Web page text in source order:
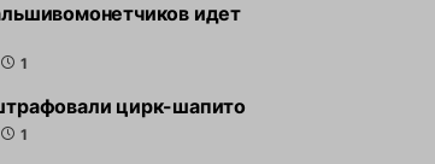
идет
1
цирк-шапито
1